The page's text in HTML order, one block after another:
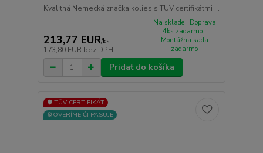
Kvalitná Nemecká značka kolies s TUV certifikátmi ...
213,77 EUR/ks
173,80 EUR bez DPH
Na sklade | Doprava
4ks zadarmo |
Montážna sada
zadarmo
Pridať do košíka
🛡️ TÜV CERTIFIKÁT
⚙️OVERÍME ČI PASUJE